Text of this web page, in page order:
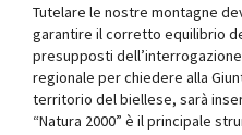
Tutelare le nostre montagne
garantire il corretto equilibrio
presupposti
regionale per chiedere alla
territorio del biellese, sarà
“Natura 2000” è il principale